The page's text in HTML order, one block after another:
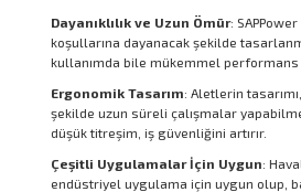
Dayanıklılık ve Uzun Ömür:
koşullarına dayanacak şekilde
kullanımda bile mükemmel performans
Ergonomik Tasarım: Aletlerin
şekilde uzun süreli çalışmalar
düşük titreşim, iş güvenliğini artırır.
Çeşitli Uygulamalar İçin Uygun:
endüstriyel uygulama için uygun olup,